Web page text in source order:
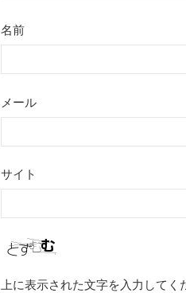
名前
メール
サイト
上に表示された文字を入力してく